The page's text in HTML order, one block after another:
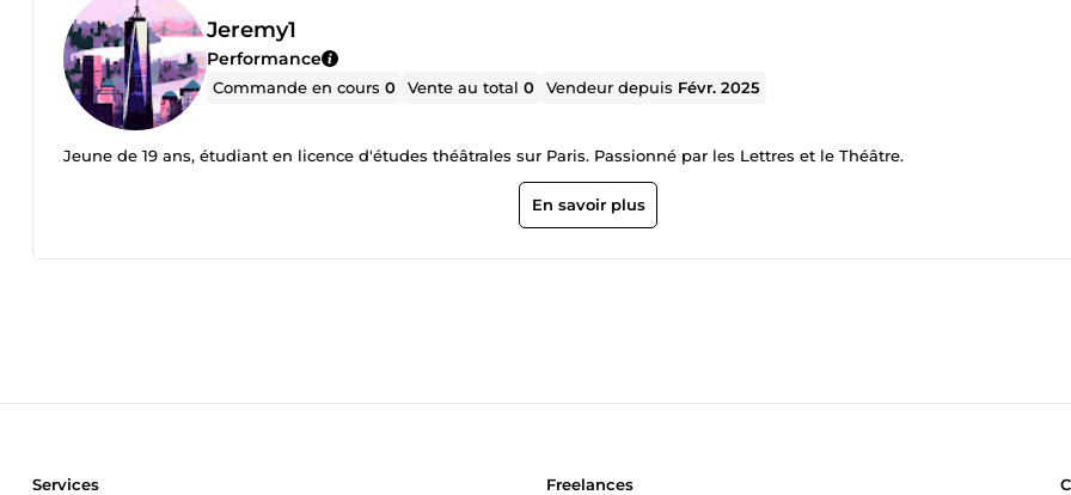
Jeremy1
Performance
Commande en cours0 Vente au total0 Vendeur depuis Févr. 2025
Jeune de 19 ans, étudiant en licence d'études théâtrales sur Paris. Passionné par les Lettres et le Théâtre.
En savoir plus
Services Freelances